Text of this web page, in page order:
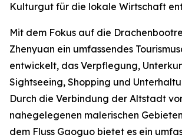
Kulturgut für die lokale Wirtschaft
Mit dem Fokus auf die
Zhenyuan ein umfassendes
entwickelt, das Verpflegung,
Sightseeing, Shopping und
Durch die Verbindung der Altstadt
nahegelegenen malerischen
dem Fluss Gaoguo bietet es ein